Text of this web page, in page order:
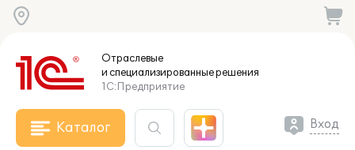
Отраслевые
и специализированныерешения
1С:Предприятие
Каталог Вход